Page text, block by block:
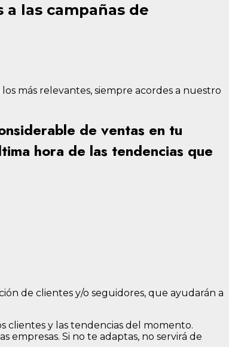
las campañas de
más relevantes, siempre acordes a nuestro
de ventas en tu
hora de las tendencias que
de clientes y/o seguidores, que ayudarán a
clientes y las tendencias del momento.
empresas. Si no te adaptas, no servirá de